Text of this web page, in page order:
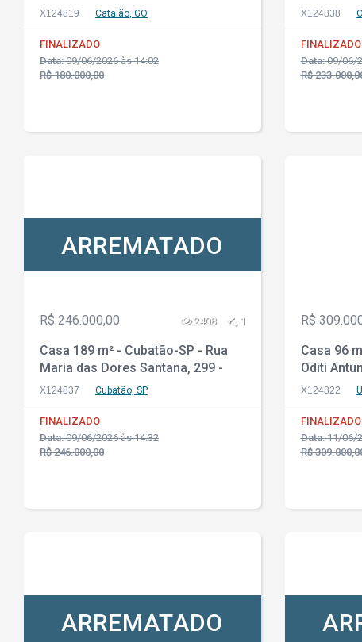
X124819 Catalão, GO
FINALIZADO
Data:09/06/2026 às 14:02
R$ 180.000,00
Rochdale
X124838
FINALIZADO
Data:09/06/
R$
ARREMATADO
R$ 246.000,00 2408 1
Casa 189 m² - Cubatão-SP - Rua
Maria das Dores Santana, 299 -
Vale Verde
X124837 Cubatão, SP
FINALIZADO
Data:09/06/2026 às 14:32
R$ 246.000,00
R$
Casa 96
Oditi
Jardim
X124822
FINALIZADO
Data:11/06/
R$
ARREMATADO